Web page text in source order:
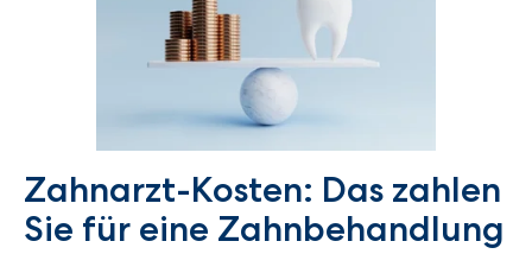
Zahnarzt-Kosten: Das zahlen
Sie für eine Zahnbehandlung